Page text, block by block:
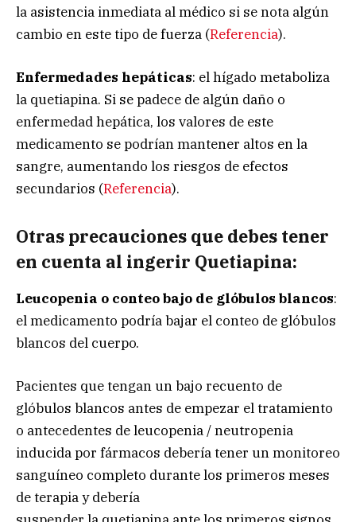
la asistencia inmediata al médico si se nota algún
cambio en este tipo de fuerza (Referencia).
Enfermedades hepáticas: el hígado metaboliza
la quetiapina. Si se padece de algún daño o
enfermedad hepática, los valores de este
medicamento se podrían mantener altos en la
sangre, aumentando los riesgos de efectos
secundarios (Referencia).
Otras precauciones que debes tener
en cuenta al ingerir Quetiapina:
Leucopenia o conteo bajo de glóbulos blancos:
el medicamento podría bajar el conteo de glóbulos
blancos del cuerpo.
Pacientes que tengan un bajo recuento de
glóbulos blancos antes de empezar el tratamiento
o antecedentes de leucopenia / neutropenia
inducida por fármacos debería tener un monitoreo
sanguíneo completo durante los primeros meses
de terapia y debería